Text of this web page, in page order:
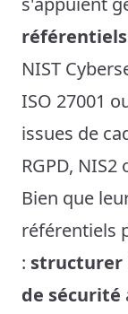
NIST
ISO 27001
issues de
RGPD, NIS2
Bien que
référentiels
: structurer
de sécurité